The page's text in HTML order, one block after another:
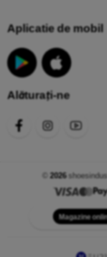
Aplicatie de mobil
Alăturați-ne
2026
Magazine